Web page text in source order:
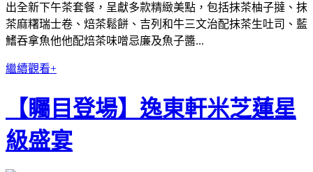
出全新下午茶套餐，呈獻多款精緻美點，包括抹茶柚子撻、抹
茶麻糬瑞士卷、焙茶鬆餅、吉列和牛三文治配抹茶生吐司、藍
鰭吞拿魚他他配焙茶味噌忌廉及魚子醬...
繼續觀看+
【矚目登場】逸東軒米芝蓮星
級盛宴